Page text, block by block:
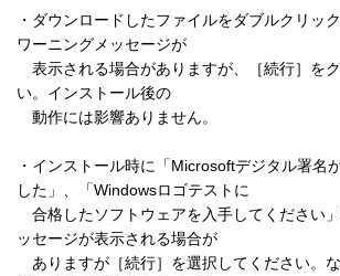
・ダウンロードしたファイルをダブルクリッ
ワーニングメッセージが
表示される場合がありますが、［続行］を
い。インストール後の
動作には影響ありません。
・インストール時に「Microsoftデジタル署名
した」、「Windowsロゴテストに
合格したソフトウェアを入手してください
ッセージが表示される場合が
ありますが［続行］を選択してください。